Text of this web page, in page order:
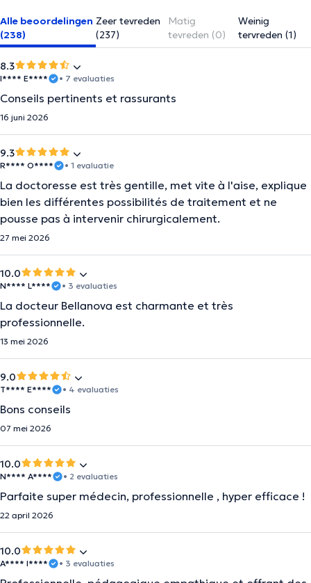
Alle beoordelingen
(238)
Zeer tevreden
(237)
Matig
tevreden (0)
Weinig
tervreden (1)
8.3
I**** E**** • 7 evaluaties
Conseils pertinents et rassurants
16 juni 2026
9.3
R**** O**** • 1 evaluatie
La doctoresse est très gentille, met vite à l'aise, explique
bien les différentes possibilités de traitement et ne
pousse pas à intervenir chirurgicalement.
27 mei 2026
10.0
N**** L**** • 3 evaluaties
La docteur Bellanova est charmante et très
professionnelle.
13 mei 2026
9.0
T**** E**** • 4 evaluaties
Bons conseils
07 mei 2026
10.0
N**** A**** • 2 evaluaties
Parfaite super médecin, professionnelle , hyper efficace !
22 april 2026
10.0
A**** I**** • 3 evaluaties